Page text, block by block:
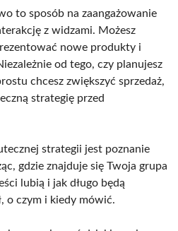
to sposób na zaangażowanie
z widzami. Możesz
nowe produkty i
od tego, czy planujesz
chcesz zwiększyć sprzedaż,
strategię przed
strategii jest poznanie
gdzie znajduje się Twoja grupa
lubią i jak długo będą
o czym i kiedy mówić.